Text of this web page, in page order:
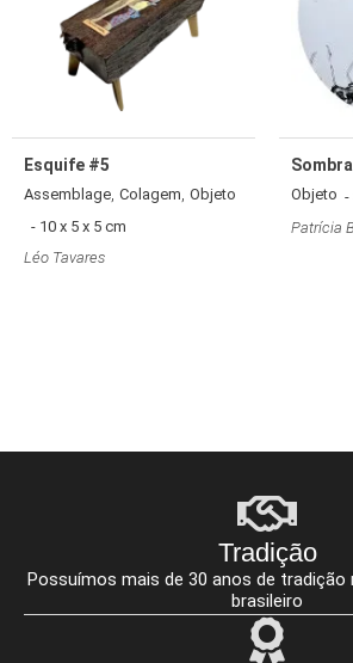
Esquife #5
Assemblage, Colagem, Objeto
- 10 x 5 x 5 cm
Léo Tavares
Objeto -
Patrícia
Tradição
Possuímos mais de 30 anos de tradição
brasileiro